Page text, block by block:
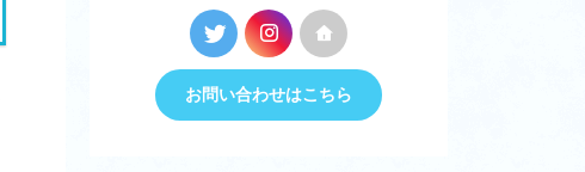
お問い合わせはこちら